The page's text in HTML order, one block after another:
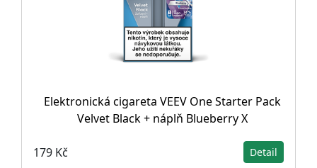
Elektronická cigareta VEEV One Starter Pack
Velvet Black + náplň Blueberry X
179 Kč Detail